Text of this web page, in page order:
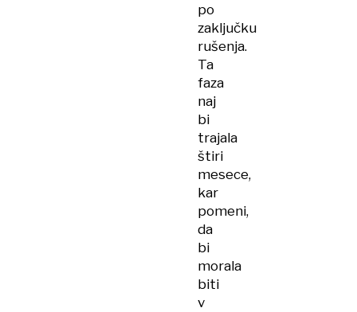
po
zaključku
rušenja.
Ta
faza
naj
bi
trajala
štiri
mesece,
kar
pomeni,
da
bi
morala
biti
v